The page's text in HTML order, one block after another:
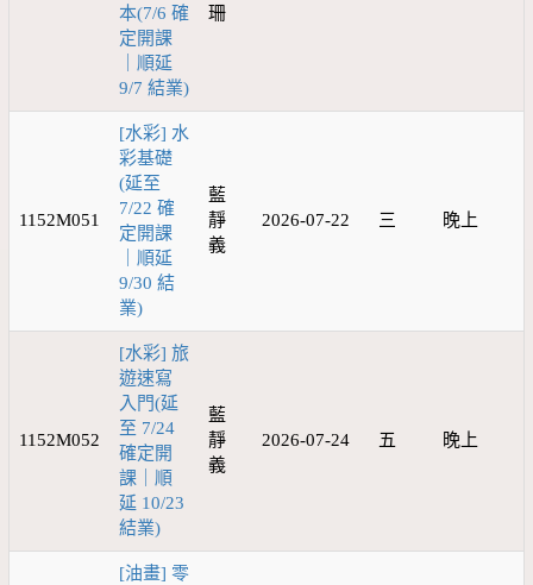
本(7/6 確
定開課
｜順延
9/7 結業)
珊
1152M051
[水彩] 水
彩基礎
(延至
7/22 確
定開課
｜順延
9/30 結
業)
藍
靜
義
2026-07-22 三 晚上
1152M052
[水彩] 旅
遊速寫
入門(延
至 7/24
確定開
課｜順
延 10/23
結業)
藍
靜
義
2026-07-24 五 晚上
[油畫] 零